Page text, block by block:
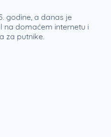
godine, a danas je
na domaćem internetu i
za putnike.